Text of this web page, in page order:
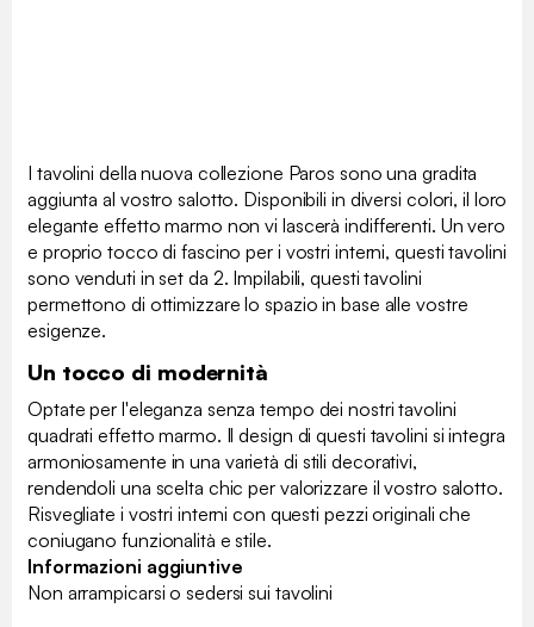
I tavolini della nuova collezione Paros sono una gradita
aggiunta al vostro salotto. Disponibili in diversi colori, il loro
elegante effetto marmo non vi lascerà indifferenti. Un vero
e proprio tocco di fascino per i vostri interni, questi tavolini
sono venduti in set da 2. Impilabili, questi tavolini
permettono di ottimizzare lo spazio in base alle vostre
esigenze.
Un tocco di modernità
Optate per l'eleganza senza tempo dei nostri tavolini
quadrati effetto marmo. Il design di questi tavolini si integra
armoniosamente in una varietà di stili decorativi,
rendendoli una scelta chic per valorizzare il vostro salotto.
Risvegliate i vostri interni con questi pezzi originali che
coniugano funzionalità e stile.
Informazioni aggiuntive
Non arrampicarsi o sedersi sui tavolini